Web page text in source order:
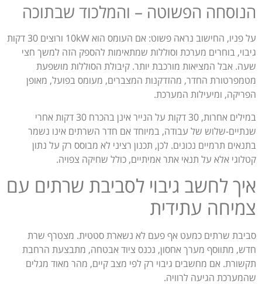
הנוסחה הפשוטה – והמלכוד שבתוכה
על פניו, החישוב נראה פשוט: אם העומס הוא 10kW ורוצים 30 דקות
גיבוי, בוחרים מערכת וסוללות שמתאימות להספק הזה למשך חצי
שעה. אבל המציאות מורכבת יותר. קיבולת הסוללות מושפעת
מטמפרטורת החדר, מהזדקנות המצברים, מעומס בפועל, מאופן
הפריקה, ומיעילות המערכת.
במילים אחרות, 30 דקות על הנייר אינן בהכרח 30 דקות אחרי
שנתיים-שלוש של עבודה, במיוחד אם חדר השרתים אינו נשמר
בתנאים תרמיים נכונים. לכן, תכנון רציני לא מבוסס רק על נתון
קטלוגי אלא על תנאי אתר אמיתיים, כולל שחיקה צפויה.
איך לחשב גיבוי לסביבת שרתים עם
צמיחה עתידית
סביבת שרתים כמעט אף פעם לא נשארת סטטית. מצטרף שרת
חדש, מתווסף מערך אחסון, נכנס ציוד אבטחה, מתבצעת הרחבת
תקשורת. אם מחשבים גיבוי רק לפי מצב קיים, מהר מאוד מגלים
שהמערכת הגיעה לרוויה.